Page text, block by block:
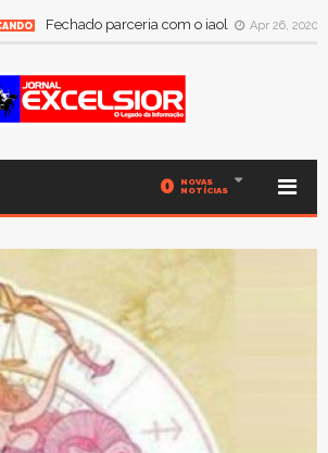
Fechado parceria com o iaol Apr 26, 2020
0
NOVAS
NOTÍCIAS